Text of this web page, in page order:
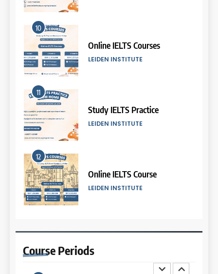
10
Online IELTS Courses
LEIDEN INSTITUTE
11
Study IELTS Practice
LEIDEN INSTITUTE
12
Online IELTS Course
LEIDEN INSTITUTE
LEIDEN INSTITUTE
Course Periods
5
2026
COURSE PERIODS
6
2026
COURSE PERIODS
7
Maret 2026
COURSE PERIODS
COURSE PERIODS